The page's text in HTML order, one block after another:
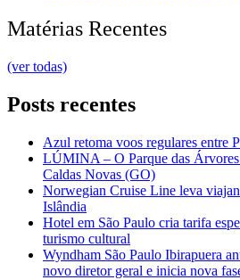
Matérias Recentes
(ver todas)
Posts recentes
Azul retoma voos regulares entre
LÚMINA – O Parque das Árvores
Caldas Novas (GO)
Norwegian Cruise Line leva
Islândia
Hotel em São Paulo cria tarifa
turismo cultural
Wyndham São Paulo Ibirapuera
novo diretor geral e inicia nova